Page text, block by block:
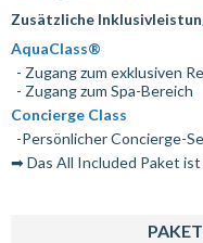
Zusätzliche
AquaClass®
- Zugang zum exklusiven
- Zugang zum Spa-Bereich
Concierge Class
-Persönlicher Concierge-
➡ Das All Included Paket